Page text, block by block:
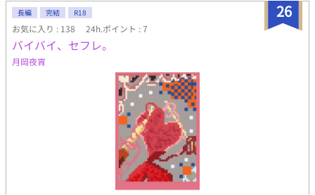
26
長編 完結 R18
お気に入り : 138 24h.ポイント : 7
バイバイ、セフレ。
月岡夜宵